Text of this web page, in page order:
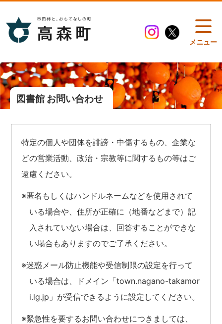
メニュー
図書館 お問い合わせ
特定の個人や団体を誹謗・中傷するもの、企業な
どの営業活動、政治・宗教等に関するもの等はご
遠慮ください。
※匿名もしくはハンドルネームなどを使用されて
いる場合や、住所が正確に（地番などまで）記
入されていない場合は、回答することができな
い場合もありますのでご了承ください。
※迷惑メール防止機能や受信制限の設定を行って
いる場合は、ドメイン「town.nagano-takamor
i.lg.jp」が受信できるように設定してください。
※緊急性を要するお問い合わせにつきましては、